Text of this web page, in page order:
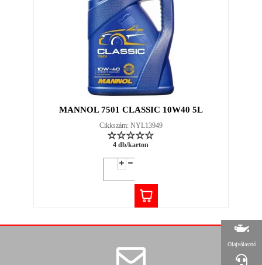
MANNOL 7501 CLASSIC 10W40 5L
Cikkszám: NYL13949
4 db/karton
Olajválasztó